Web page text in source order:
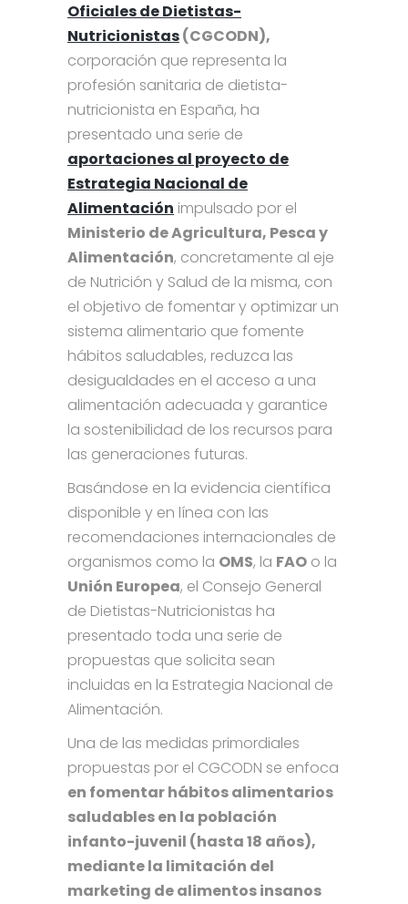
Oficiales de Dietistas-
Nutricionistas(CGCODN),
corporación que representa la
profesión sanitaria de dietista-
nutricionista en España, ha
presentado una serie de
aportaciones al proyecto de
Estrategia Nacional de
Alimentación impulsado por el
Ministerio de Agricultura, Pesca y
Alimentación, concretamente al eje
de Nutrición y Salud de la misma, con
el objetivo de fomentar y optimizar un
sistema alimentario que fomente
hábitos saludables, reduzca las
desigualdades en el acceso a una
alimentación adecuada y garantice
la sostenibilidad de los recursos para
las generaciones futuras.
Basándose en la evidencia científica
disponible y en línea con las
recomendaciones internacionales de
organismos como la OMS, la FAO o la
Unión Europea, el Consejo General
de Dietistas-Nutricionistas ha
presentado toda una serie de
propuestas que solicita sean
incluidas en la Estrategia Nacional de
Alimentación.
Una de las medidas primordiales
propuestas por el CGCODN se enfoca
en fomentar hábitos alimentarios
saludables en la población
infanto-juvenil (hasta 18 años),
mediante la limitación del
marketing de alimentos insanos